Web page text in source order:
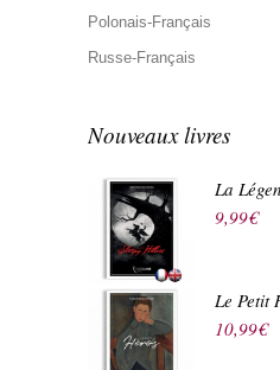
Polonais-Français
Russe-Français
Nouveaux livres
La
9,99€
Le Petit
10,99€